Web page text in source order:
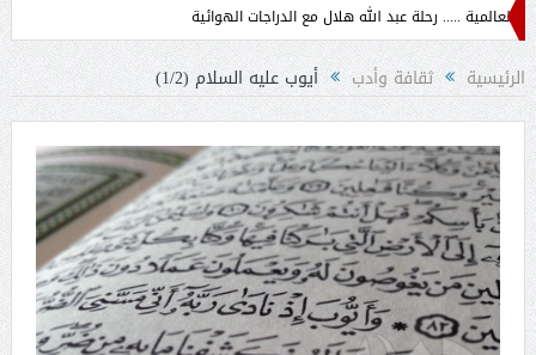
..... رحلة عبد الله هلال مع الدراجات الهوائية
الرئيسية ثقافة وأدب أيوب عليه السلام (1/2)